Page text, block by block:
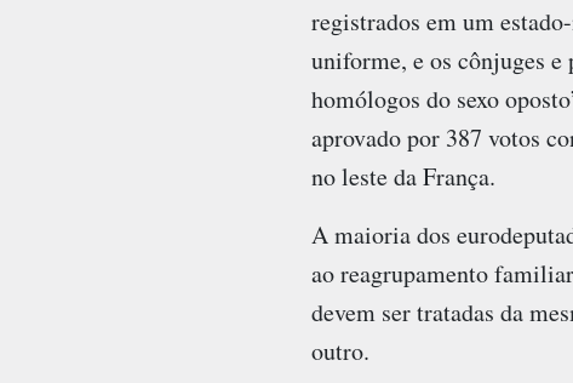
registrados em um
uniforme, e os cônjuges e
homólogos do sexo
aprovado por 387 votos
no leste da França.
A maioria dos
ao reagrupamento
devem ser tratadas da
outro.